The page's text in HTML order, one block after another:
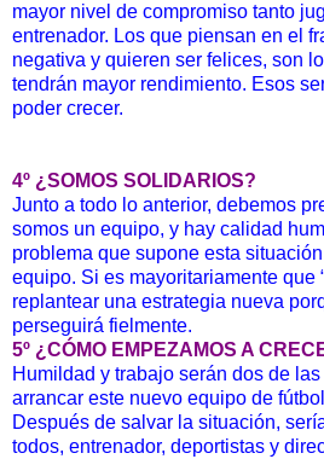
mayor nivel de compromiso tanto
entrenador. Los que piensan en el
negativa y quieren ser felices, son
tendrán mayor rendimiento. Esos
poder crecer.
4º ¿SOMOS SOLIDARIOS?
Junto a todo lo anterior, debemos
somos un equipo, y hay calidad
problema que supone esta
equipo. Si es mayoritariamente que
replantear una estrategia nueva
perseguirá fielmente.
5º ¿CÓMO EMPEZAMOS A
Humildad y trabajo serán dos de
arrancar este nuevo equipo de
Después de salvar la situación,
todos, entrenador, deportistas y